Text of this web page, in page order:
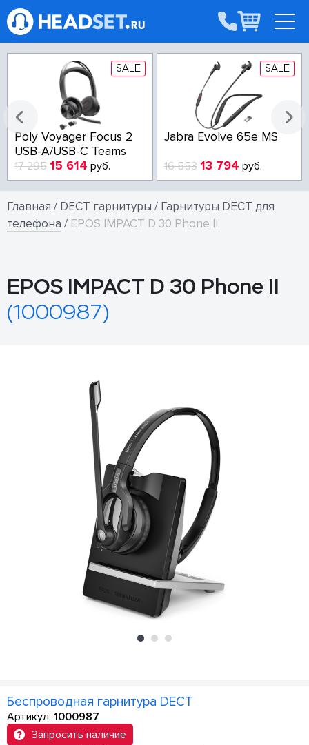
SALE
Poly Voyager Focus 2
USB-A/USB-C Teams
17 295 15 614 руб.
SALE
Jabra Evolve 65e MS
16 553 13 794 руб.
Главная / DECT гарнитуры / Гарнитуры DECT для
телефона / EPOS IMPACT D 30 Phone II
EPOS IMPACT D 30 Phone II
(1000987)
Беспроводная гарнитура DECT
Артикул: 1000987
Запросить наличие